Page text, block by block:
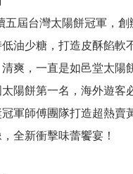
油少糖，打造皮酥餡軟
爽，一直是如邑堂太陽
陽餅第一名，海外遊客
軍師傅團隊打造超熱賣
全新衝擊味蕾饗宴！